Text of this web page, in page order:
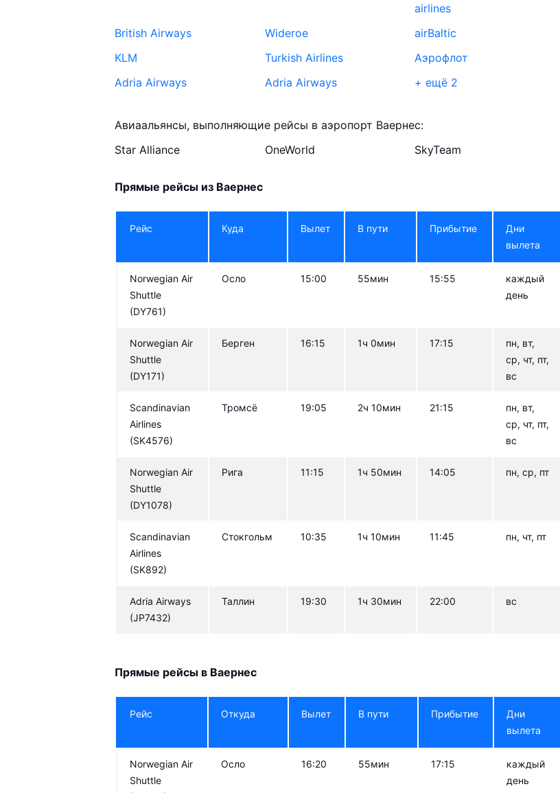
airlines
British Airways
Wideroe
airBaltic
KLM
Turkish Airlines
Аэрофлот
Adria Airways
Adria Airways
+ ещё 2
Авиаальянсы, выполняющие рейсы в аэропорт Ваернес:
Star Alliance
OneWorld SkyTeam
Прямые рейсы из Ваернес
Рейс Куда Вылет В пути Прибытие
Дни
вылета
Norwegian Air
Shuttle
(DY761)
Осло 15:00 55мин 15:55
каждый
день
Norwegian Air
Shuttle
(DY171)
Берген 16:15 1ч 0мин 17:15
пн, вт,
ср, чт, пт,
вс
Scandinavian
Airlines
(SK4576)
Тромсё 19:05 2ч 10мин 21:15
пн, вт,
ср, чт, пт,
вс
Norwegian Air
Shuttle
(DY1078)
Рига 11:15 1ч 50мин 14:05 пн, ср, пт
Scandinavian
Airlines
(SK892)
Стокгольм 10:35 1ч 10мин 11:45 пн, чт, пт
Adria Airways
(JP7432)
Таллин 19:30 1ч 30мин 22:00 вс
Прямые рейсы в Ваернес
Рейс Откуда Вылет В пути Прибытие
Дни
вылета
Norwegian Air
Shuttle
Осло 16:20 55мин 17:15
каждый
день